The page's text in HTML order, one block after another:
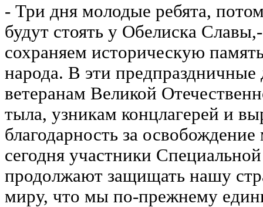
- Три дня молодые ребята,
будут стоять у Обелиска
сохраняем историческую
народа. В эти
ветеранам Великой
тыла, узникам концлагерей и
благодарность за
сегодня участники
продолжают защищать нашу
миру, что мы по-прежнему